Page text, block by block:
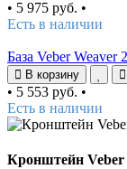
• 5 975 руб. •
Есть в наличии
База Veber
В корзину
• 5 553 руб. •
Есть в наличии
Кронштейн Veber